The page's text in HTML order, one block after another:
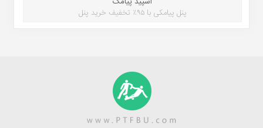
پنل پیامکی با ۹۵٪ تخفیف خرید پنل